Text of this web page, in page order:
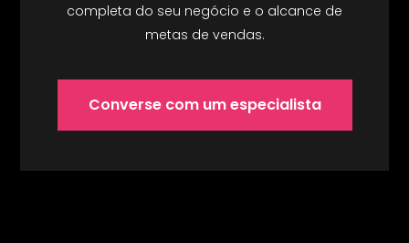
completa do seu negócio e o alcance de
metas de vendas.
Converse com um especialista